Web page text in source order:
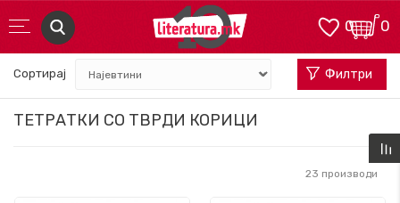
0
0
ТЕТРАТКИ СО ТВРДИ КОРИЦИ
Сортирај Филтри
23 производи